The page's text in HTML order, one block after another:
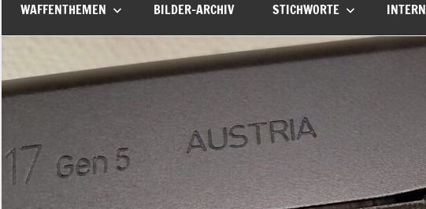
WAFFENTHEMEN BILDER-ARCHIV STICHWORTE INTERN